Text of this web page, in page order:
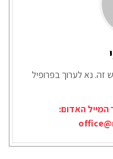
זה. נא לערוך בפרופיל
המייל האדום: